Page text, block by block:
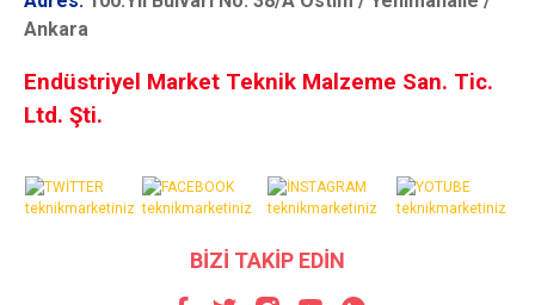
Ankara
Endüstriyel Market Teknik Malzeme San. Tic.
Ltd. Şti.
BİZİ TAKİP EDİN